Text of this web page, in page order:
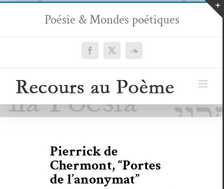
Passer
contenu
Poésie & Mondes poétiques
Facebook
X SoundCloud
Pierrick de
Chermont, “Portes
de l’anonymat”